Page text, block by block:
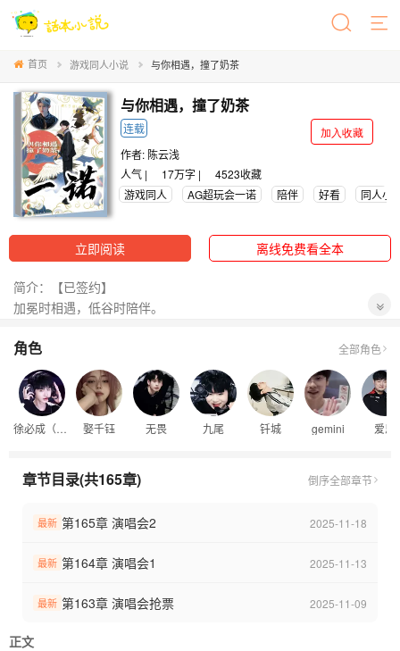
首页 游戏同人小说 与你相遇，撞了奶茶
与你相遇，撞了奶茶
连载
加入收藏
作者: 陈云浅
人气 |
17万字 | 4523收藏
游戏同人
AG超玩会一诺 陪伴 好看 同人小
立即阅读 离线免费看全本
简介：【已签约】
加冕时相遇，低谷时陪伴。
一起时便公开，尽管无人看好，开始是她，往后依旧是她。
等等等等，她掉马甲了！这马甲怎么有点大啊？！
【封面是我自己这个手残党自己P的】
角色 全部角色
徐必成（一诺） 娶千钰 无畏 九尾 钎城 gemini 爱思
章节目录(共165章) 倒序全部章节
最新 第165章 演唱会2 2025-11-18
最新 第164章 演唱会1 2025-11-13
最新 第163章 演唱会抢票 2025-11-09
正文